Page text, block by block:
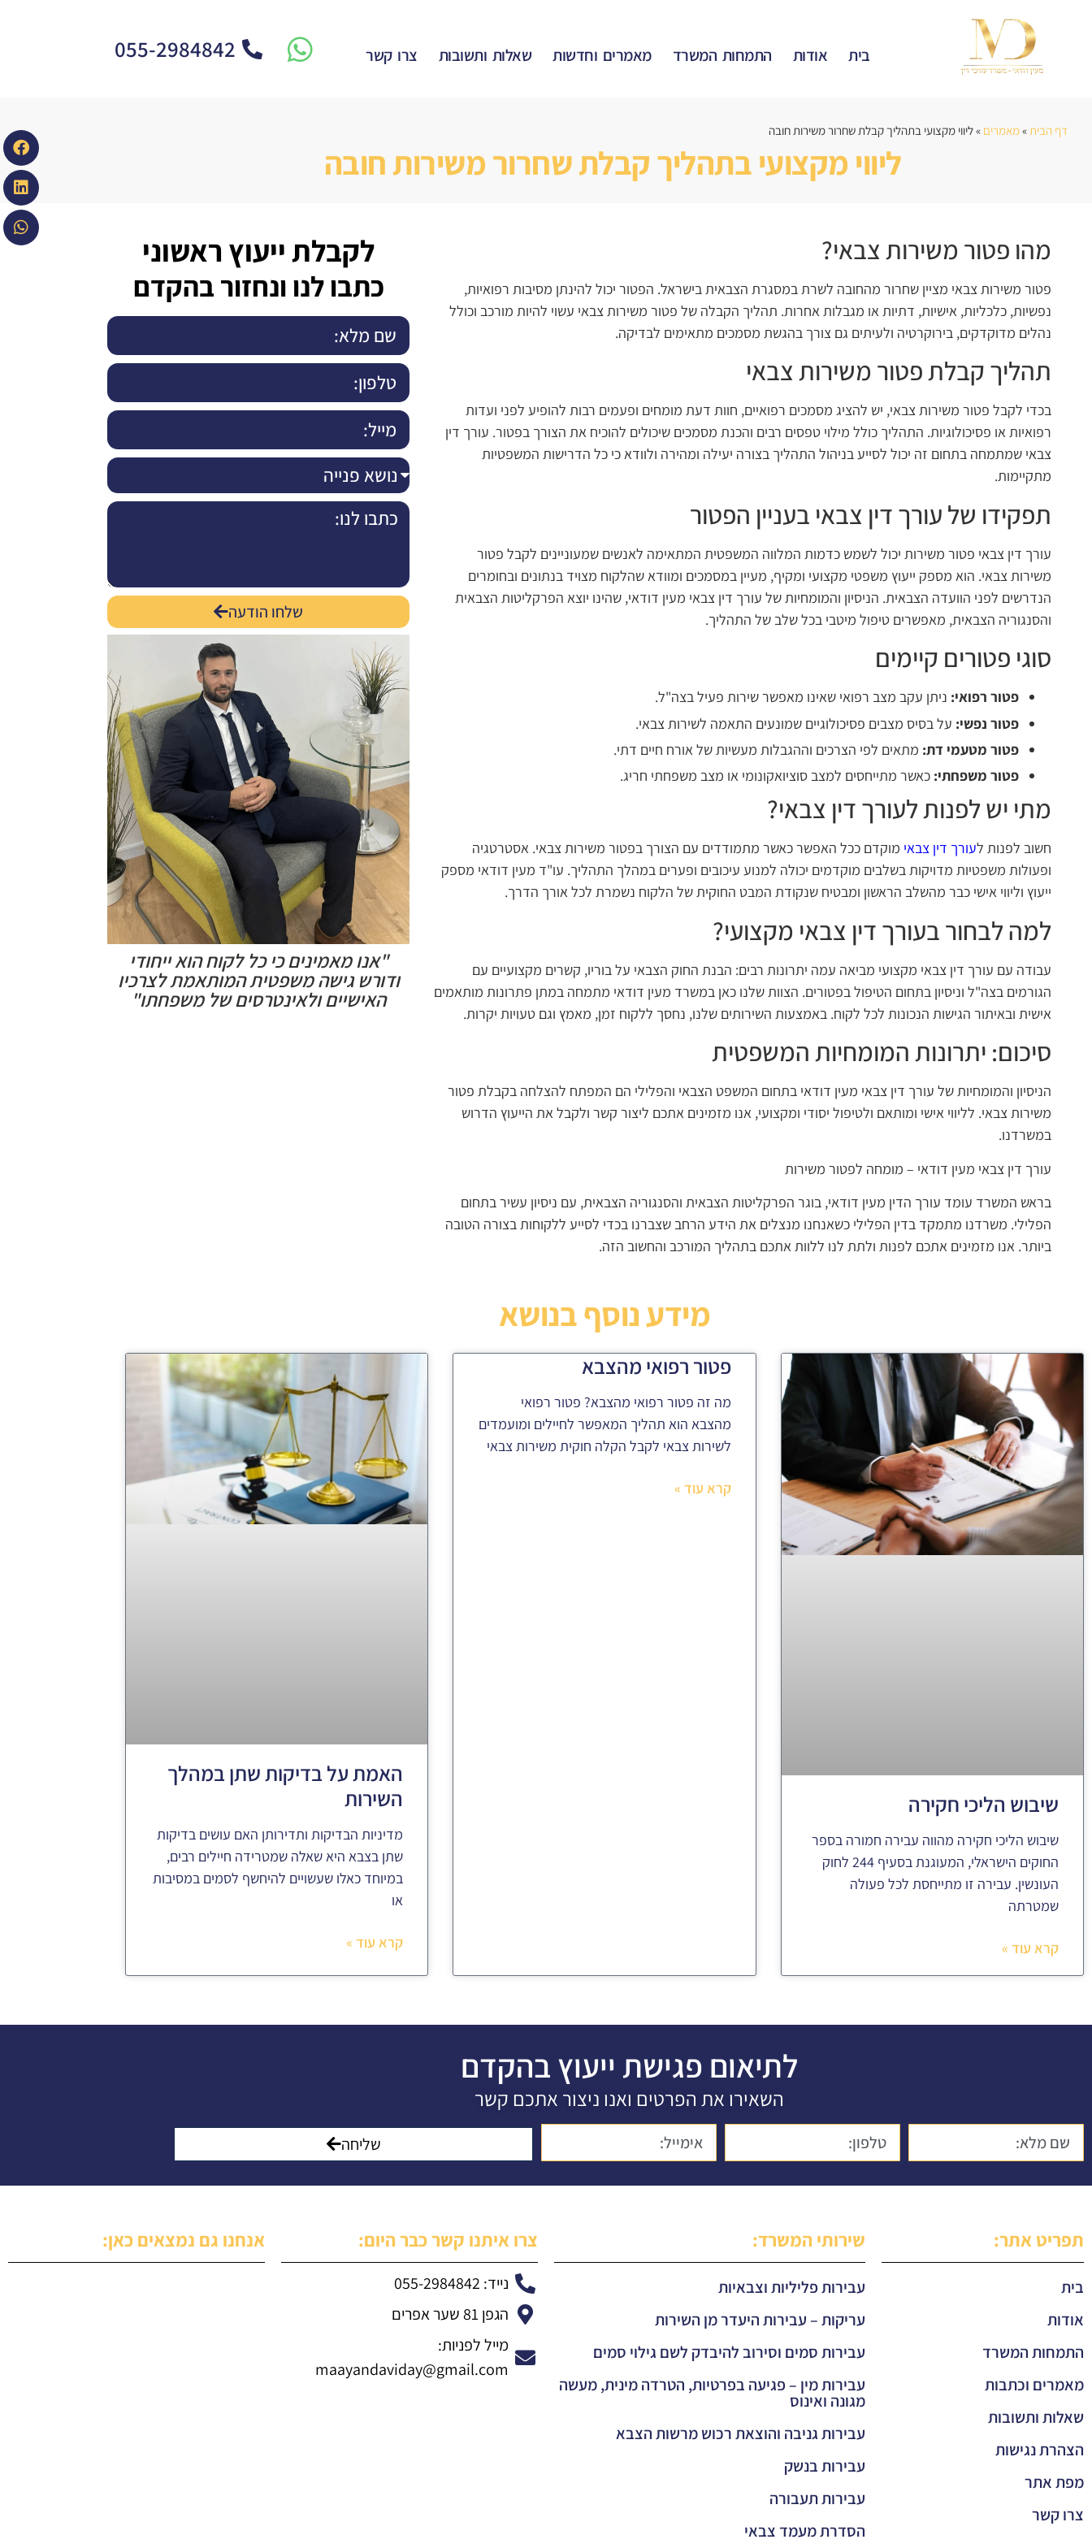
בית אודות התמחות המשרד מאמרים וחדשות שאלות ותשובות צרו קשר 055-2984842
דף הבית»מאמרים »ליווי מקצועי בתהליך קבלת שחרור משירות חובה
ליווי מקצועי בתהליך קבלת שחרור משירות חובה
מהו פטור משירות צבאי?
פטור משירות צבאי מציין שחרור מהחובה לשרת במסגרת הצבאית בישראל. הפטור יכול להינתן מסיבות רפואיות,
נפשיות, כלכליות, אישיות, דתיות או מגבלות אחרות. תהליך הקבלה של פטור משירות צבאי עשוי להיות מורכב וכולל
נהלים מדוקדקים, בירוקרטיה ולעיתים גם צורך בהגשת מסמכים מתאימים לבדיקה.
תהליך קבלת פטור משירות צבאי
בכדי לקבל פטור משירות צבאי, יש להציג מסמכים רפואיים, חוות דעת מומחים ופעמים רבות להופיע לפני ועדות
רפואיות או פסיכולוגיות. התהליך כולל מילוי טפסים רבים והכנת מסמכים שיכולים להוכיח את הצורך בפטור. עורך דין
צבאי שמתמחה בתחום זה יכול לסייע בניהול התהליך בצורה יעילה ומהירה ולוודא כי כל הדרישות המשפטיות
מתקיימות.
תפקידו של עורך דין צבאי בעניין הפטור
עורך דין צבאי פטור משירות יכול לשמש כדמות המלווה המשפטית המתאימה לאנשים שמעוניינים לקבל פטור
משירות צבאי. הוא מספק ייעוץ משפטי מקצועי ומקיף, מעיין במסמכים ומוודא שהלקוח מצויד בנתונים ובחומרים
הנדרשים לפני הוועדה הצבאית. הניסיון והמומחיות של עורך דין צבאי מעין דודאי, שהינו יוצא הפרקליטות הצבאית
והסנגוריה הצבאית, מאפשרים טיפול מיטבי בכל שלב של התהליך.
סוגי פטורים קיימים
פטור רפואי: ניתן עקב מצב רפואי שאינו מאפשר שירות פעיל בצה"ל.
פטור נפשי: על בסיס מצבים פסיכולוגיים שמונעים התאמה לשירות צבאי.
פטור מטעמי דת: מתאים לפי הצרכים וההגבלות מעשיות של אורח חיים דתי.
פטור משפחתי: כאשר מתייחסים למצב סוציואקונומי או מצב משפחתי חריג.
מתי יש לפנות לעורך דין צבאי?
חשוב לפנות לעורך דין צבאי מוקדם ככל האפשר כאשר מתמודדים עם הצורך בפטור משירות צבאי. אסטרטגיה
ופעולות משפטיות מדויקות בשלבים מוקדמים יכולה למנוע עיכובים ופערים במהלך התהליך. עו"ד מעין דודאי מספק
ייעוץ וליווי אישי כבר מהשלב הראשון ומבטיח שנקודת המבט החוקית של הלקוח נשמרת לכל אורך הדרך.
למה לבחור בעורך דין צבאי מקצועי?
עבודה עם עורך דין צבאי מקצועי מביאה עמה יתרונות רבים: הבנת החוק הצבאי על בוריו, קשרים מקצועיים עם
הגורמים בצה"ל וניסיון בתחום הטיפול בפטורים. הצוות שלנו כאן במשרד מעין דודאי מתמחה במתן פתרונות מותאמים
אישית ובאיתור הגישות הנכונות לכל לקוח. באמצעות השירותים שלנו, נחסך ללקוח זמן, מאמץ וגם טעויות יקרות.
סיכום: יתרונות המומחיות המשפטית
הניסיון והמומחיות של עורך דין צבאי מעין דודאי בתחום המשפט הצבאי והפלילי הם המפתח להצלחה בקבלת פטור
משירות צבאי. לליווי אישי ומותאם ולטיפול יסודי ומקצועי, אנו מזמינים אתכם ליצור קשר ולקבל את הייעוץ הדרוש
במשרדנו.
עורך דין צבאי מעין דודאי – מומחה לפטור משירות
בראש המשרד עומד עורך הדין מעין דודאי, בוגר הפרקליטות הצבאית והסנגוריה הצבאית, עם ניסיון עשיר בתחום
הפלילי. משרדנו מתמקד בדין הפלילי כשאנחנו מנצלים את הידע הרחב שצברנו בכדי לסייע ללקוחות בצורה הטובה
ביותר. אנו מזמינים אתכם לפנות ולתת לנו ללוות אתכם בתהליך המורכב והחשוב הזה.
לקבלת ייעוץ ראשוני
כתבו לנו ונחזור בהקדם
שלחו הודעה
"אנו מאמינים כי כל לקוח הוא ייחודי
ודורש גישה משפטית המותאמת לצרכיו
האישיים ולאינטרסים של משפחתו"
מידע נוסף בנושא
שיבוש הליכי חקירה
שיבוש הליכי חקירה מהווה עבירה חמורה בספר
החוקים הישראלי, המעוגנת בסעיף 244 לחוק
העונשין. עבירה זו מתייחסת לכל פעולה
שמטרתה
קרא עוד »
פטור רפואי מהצבא
מה זה פטור רפואי מהצבא? פטור רפואי
מהצבא הוא תהליך המאפשר לחיילים ומועמדים
לשירות צבאי לקבל הקלה חוקית משירות צבאי
קרא עוד »
האמת על בדיקות שתן במהלך
השירות
מדיניות הבדיקות ותדירותן האם עושים בדיקות
שתן בצבא היא שאלה שמטרידה חיילים רבים,
במיוחד כאלו שעשויים להיחשף לסמים במסיבות
או
קרא עוד »
לתיאום פגישת ייעוץ בהקדם
השאירו את הפרטים ואנו ניצור אתכם קשר
שליחה
תפריט אתר:
בית
אודות
התמחות המשרד
מאמרים וכתבות
שאלות ותשובות
הצהרת נגישות
מפת אתר
צרו קשר
שירותי המשרד:
עבירות פליליות וצבאיות
עריקות – עבירות היעדר מן השירות
עבירות סמים וסירוב להיבדק לשם גילוי סמים
עבירות מין – פגיעה בפרטיות, הטרדה מינית, מעשה
מגונה ואינוס
עבירות גניבה והוצאת רכוש מרשות הצבא
עבירות בנשק
עבירות תעבורה
הסדרת מעמד צבאי
צרו איתנו קשר כבר היום:
נייד: 055-2984842
הגפן 81 שער אפרים
מייל לפניות:
maayandaviday@gmail.com
אנחנו גם נמצאים כאן: